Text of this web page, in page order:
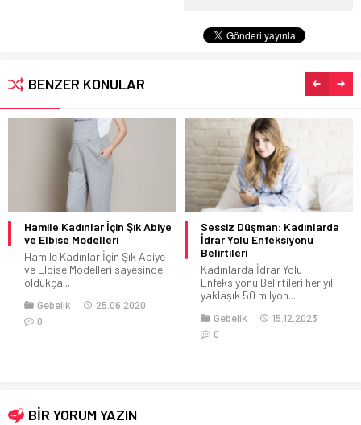
BENZER KONULAR
Hamile Kadınlar İçin Şık Abiye
ve Elbise Modelleri
Hamile Kadınlar İçin Şık Abiye
ve Elbise Modelleri sayesinde
oldukça...
Gebelik
25.06.2020
0
Sessiz Düşman: Kadınlarda
İdrar Yolu Enfeksiyonu
Belirtileri
Kadınlarda İdrar Yolu
Enfeksiyonu Belirtileri her yıl
yaklaşık 50 milyon...
Gebelik
15.12.2023
0
BİR YORUM YAZIN